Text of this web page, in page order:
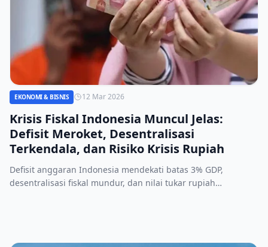
EKONOMI & BISNIS 12 Mar 2026
Krisis Fiskal Indonesia Muncul Jelas:
Defisit Meroket, Desentralisasi
Terkendala, dan Risiko Krisis Rupiah
Defisit anggaran Indonesia mendekati batas 3% GDP,
desentralisasi fiskal mundur, dan nilai tukar rupiah